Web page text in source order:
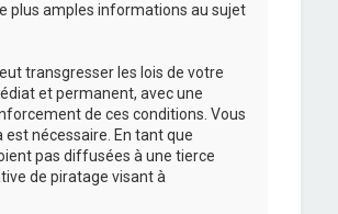
plus amples informations au sujet
transgresser les lois de votre
et permanent, avec une
de ces conditions. Vous
nécessaire. En tant que
pas diffusées à une tierce
de piratage visant à